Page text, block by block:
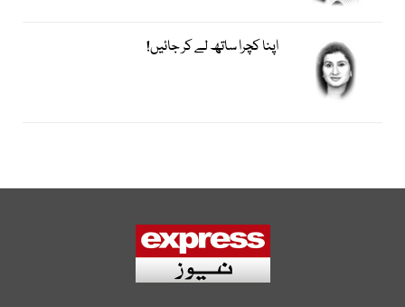
اپنا کچرا ساتھ لے کر جائیں!